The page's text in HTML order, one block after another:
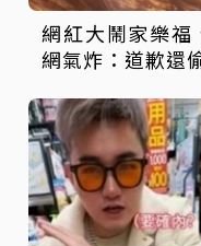
網紅大鬧家樂福
網氣炸：道歉還